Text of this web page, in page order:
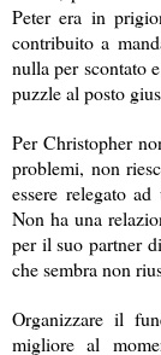
Peter era in
contribuito a
nulla per scontato
puzzle al posto
Per Christopher
problemi, non
essere relegato
Non ha una
per il suo partner
che sembra non
Organizzare il
migliore al